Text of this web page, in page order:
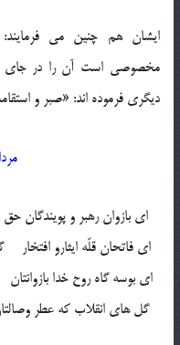
ایشان هم چنین می
مخصوصی است آن را در جای
دیگری فرموده اند: «صبر و
ای بازوان رهبر و پویندگان
ای فاتحان قلّه ایثارو
ای بوسه گاه روح خدا
گل های انقلاب که عطر